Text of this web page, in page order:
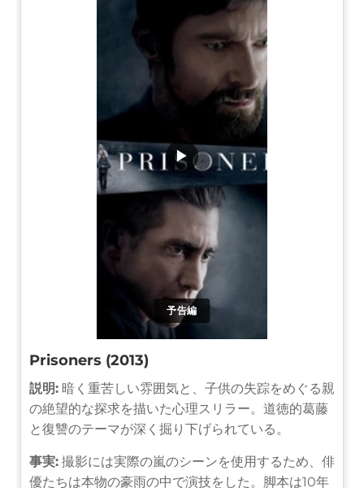
予告編
▶
Prisoners (2013)
説明: 暗く重苦しい雰囲気と、子供の失踪をめぐる親
の絶望的な探求を描いた心理スリラー。道徳的葛藤
と復讐のテーマが深く掘り下げられている。
事実: 撮影には実際の嵐のシーンを使用するため、俳
優たちは本物の豪雨の中で演技をした。脚本は10年